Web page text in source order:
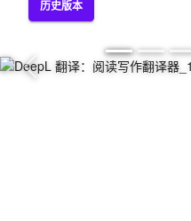
历史版本